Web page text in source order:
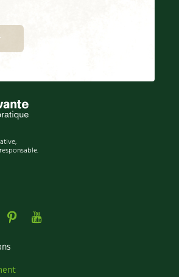
Linkedin
PinterestYoutube